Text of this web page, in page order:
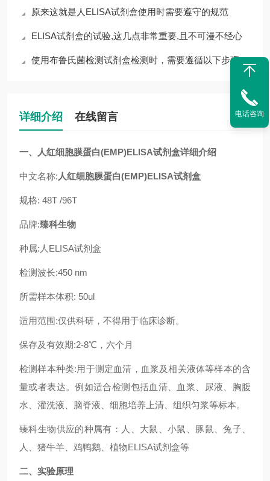
原来这就是人ELISA试剂盒使用时需要遵守的规范
ELISA试剂盒的试验,这几点非常重要,且不可漫不经心
使用布鲁氏菌检测试剂盒检测时，需要遵循以下步骤
详细介绍 在线留言
一、 人红细胞膜蛋白(EMP)ELISA试剂盒详细介绍
中文名称: 人红细胞膜蛋白(EMP)ELISA试剂盒
规格: 48T /96T
品牌:臻科生物
种属:人ELISA试剂盒
检测波长:450 nm
所需样本体积: 50ul
适用范围:仅供科研，不得用于临床诊断。
保存及有效期:2-8℃，六个月
检测样本种类:用于测定血清，血浆及相关液体等样本的含
量或者表达。例如适合检测包括血清、血浆、尿液、胸腹
水、灌洗液、脑脊液、细胞培养上清、组织匀浆等标本。
臻科生物供应的种属有：人、大鼠、小鼠、豚鼠、兔子、
人、猪牛羊、鸡鸭鹅、植物ELISA试剂盒等
二、实验原理
电话咨询